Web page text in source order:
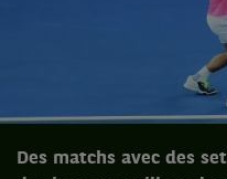
Des matchs avec des